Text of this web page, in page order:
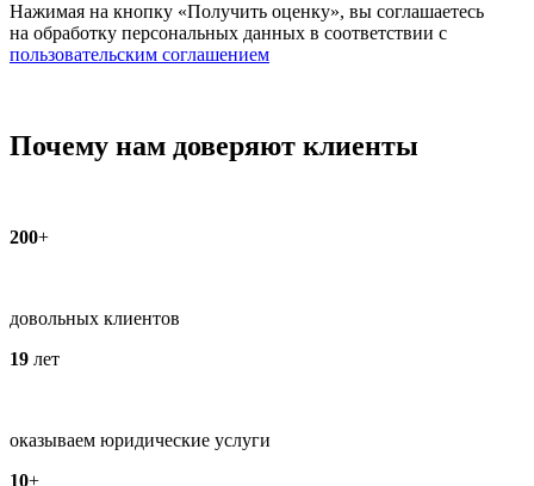
Нажимая на кнопку «Получить оценку», вы соглашаетесь
на обработку персональных данных в соответствии с
пользовательским соглашением
Почему нам доверяют клиенты
200+
довольных клиентов
19 лет
оказываем юридические услуги
10+